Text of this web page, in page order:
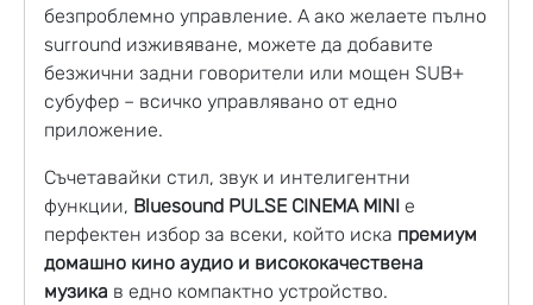
безпроблемно управление. А ако желаете пълно
surround изживяване, можете да добавите
безжични задни говорители или мощен SUB+
субуфер – всичко управлявано от едно
приложение.
Съчетавайки стил, звук и интелигентни
функции, Bluesound PULSE CINEMA MINI е
перфектен избор за всеки, който иска премиум
домашно кино аудио и висококачествена
музика в едно компактно устройство.